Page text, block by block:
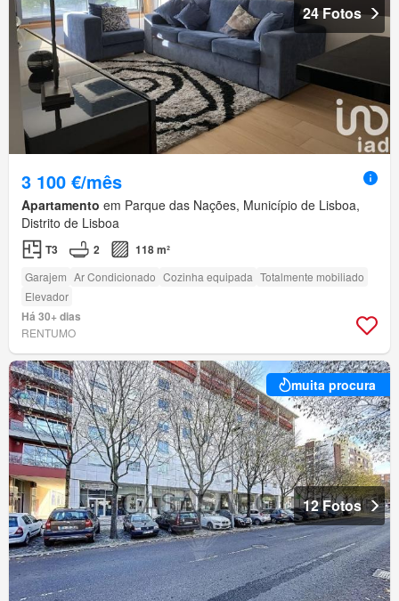
24 Fotos
3 100 €/mês
Apartamento em Parque das Nações, Município de Lisboa,
Distrito de Lisboa
T3 2 118 m²
Garajem Ar Condicionado Cozinha equipada Totalmente mobiliado
Elevador
Há 30+ dias
RENTUMO
muita procura
12 Fotos